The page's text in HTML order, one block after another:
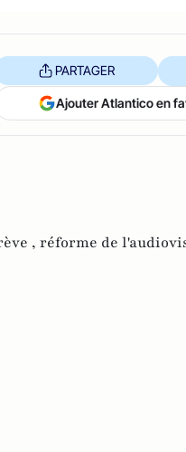
PARTAGER
Ajouter Atlantico en
, réforme de